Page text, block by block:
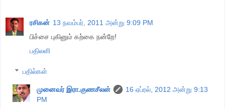
ரசிகன் 13 நவம்பர், 2011 அன்று 9:09 PM
பிச்சை புகினும் கற்கை நன்றே!
பதிலளி
பதில்கள்
முனைவர் இரா.குணசீலன்
16 ஏப்ரல், 2012 அன்று 9:13
PM